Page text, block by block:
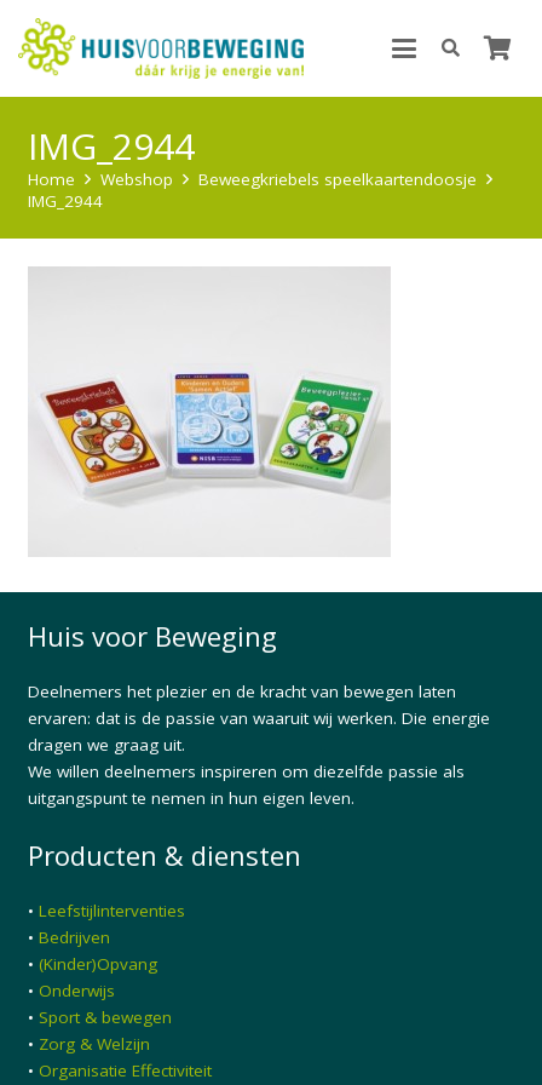
IMG_2944
Home Webshop
Beweegkriebels speelkaartendoosje
IMG_2944
Huis voor Beweging
Deelnemers het plezier en de kracht van bewegen laten
ervaren: dat is de passie van waaruit wij werken. Die energie
dragen we graag uit.
We willen deelnemers inspireren om diezelfde passie als
uitgangspunt te nemen in hun eigen leven.
Producten & diensten
• Leefstijlinterventies
• Bedrijven
• (Kinder)Opvang
• Onderwijs
• Sport & bewegen
• Zorg & Welzijn
• Organisatie Effectiviteit